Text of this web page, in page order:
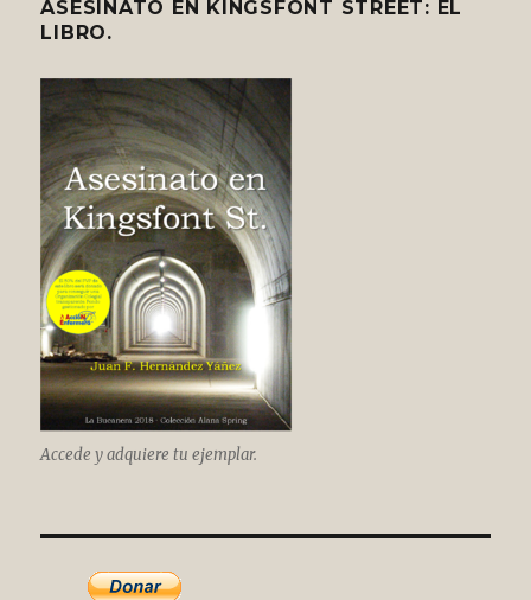
ASESINATO EN KINGSFONT STREET: EL
LIBRO.
Accede y adquiere tu ejemplar.